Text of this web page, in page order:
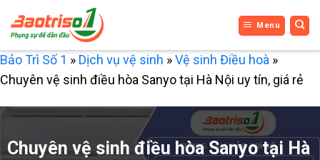
qua
nội
dung
Menu
Bảo Trì Số 1 » Dịch vụ vệ sinh »Vệ sinh Điều hoà »
Chuyên vệ sinh điều hòa Sanyo tại Hà Nội uy tín, giá rẻ
Chuyên vệ sinh điều hòa Sanyo tại Hà